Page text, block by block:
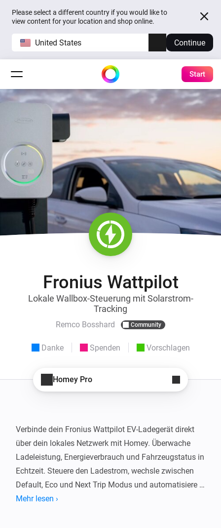
Please select a different country if you would like to
view content for your location and shop online.
United States Continue
Start
Fronius Wattpilot
Lokale Wallbox-Steuerung mit Solarstrom-
Tracking
Remco Bosshard Community
Danke Spenden Vorschlagen
Homey Pro
Verbinde dein Fronius Wattpilot EV-Ladegerät direkt
über dein lokales Netzwerk mit Homey. Überwache
Ladeleistung, Energieverbrauch und Fahrzeugstatus in
Echtzeit. Steuere den Ladestrom, wechsle zwischen
Default, Eco und Next Trip Modus und automatisiere
das Laden deines EV mit Flow-Karten.
Mehr lesen ›